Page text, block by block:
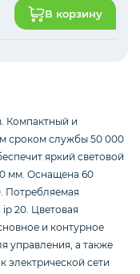
В корзину
Компактный и
сроком службы 50 000
яркий световой
мм. Оснащена 60
Потребляемая
20. Цветовая
и контурное
управления, а также
электрической сети